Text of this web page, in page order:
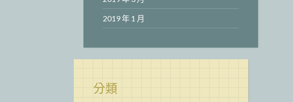
2019 年 1 月
分類